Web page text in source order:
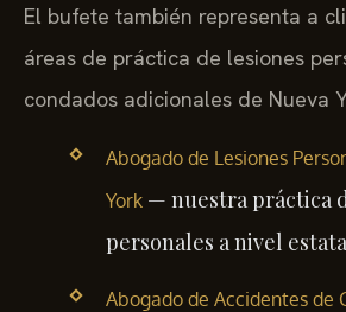
El bufete también representa a
áreas de práctica de lesiones
condados adicionales de Nueva
Abogado de Lesiones
York— nuestra práctica
personales a nivel
Abogado de Accidentes de